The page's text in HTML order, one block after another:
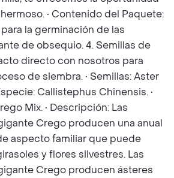
• Contenido del Paquete:
para la germinación de las
de obsequio. 4. Semillas de
directo con nosotros para
de siembra. • Semillas: Aster
Callistephus Chinensis. •
Mix. • Descripción: Las
Crego producen una anual
aspecto familiar que puede
y flores silvestres. Las
Crego producen ásteres